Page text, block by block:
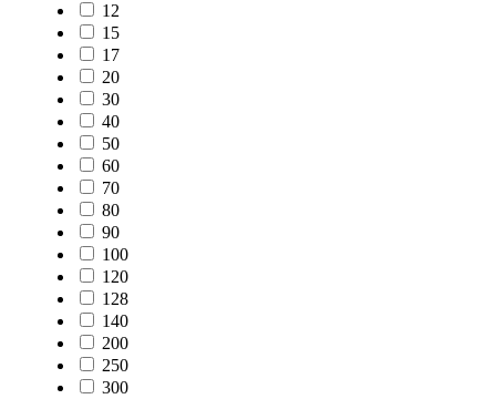
12
15
17
20
30
40
50
60
70
80
90
100
120
128
140
200
250
300